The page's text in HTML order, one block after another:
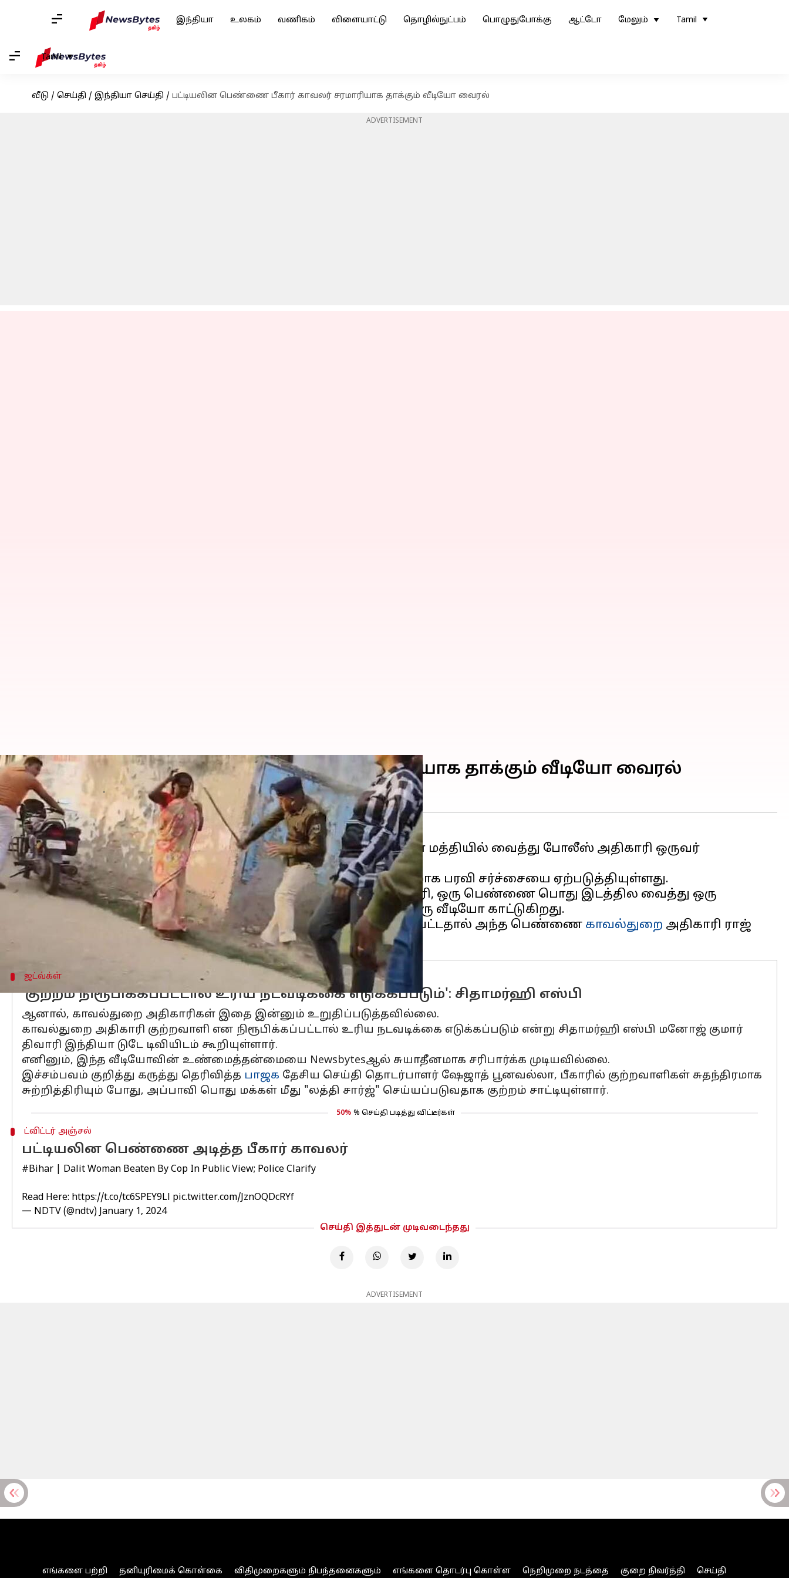
இந்தியா உலகம் வணிகம் விளையாட்டு தொழில்நுட்பம் பொழுதுபோக்கு ஆட்டோ மேலும் Tamil
Tamil
வீடு / செய்தி / இந்தியா செய்தி / பட்டியலின பெண்ணை பீகார் காவலர் சரமாரியாக தாக்கும் வீடியோ வைரல்
ADVERTISEMENT
பட்டியலின பெண்ணை பீகார் காவலர் சரமாரியாக தாக்கும் வீடியோ வைரல்
எழுதியவர் Sindhuja SM Jan 01, 2024 05:23 pm
செய்தி முன்னோட்டம்
பீகாரில்உள்ள சீதாமர்ஹியில் தலித் பெண் ஒருவரை பொது மக்கள் மத்தியில் வைத்து போலீஸ் அதிகாரி ஒருவர்
தாக்கியதாக கூறப்படுகிறது.
இந்த சம்பவம் தொடர்பான வீடியோ சமூக வலைதளங்களில் வைரலாக பரவி சர்ச்சையை ஏற்படுத்தியுள்ளது.
சீருடையில் இருக்கும் ராஜ் கிஷோர் சிங் என்ற காவல்துறை அதிகாரி, ஒரு பெண்ணை பொது இடத்தில வைத்து ஒரு
குச்சியால் அடிப்பதை சமூக ஊடகங்களில் வைரலாக பரவி வரும் ஒரு வீடியோ காட்டுகிறது.
அந்தப் பெண்ணும் மற்றொரு பெண்ணும் பொதுச் சண்டையில் ஈடுபட்டதால் அந்த பெண்ணை காவல்துறை அதிகாரி ராஜ்
ஜட்வ்க்ள்
'குற்றம் நிரூபிக்கப்பட்டால் உரிய நடவடிக்கை எடுக்கப்படும்': சிதாமர்ஹி எஸ்பி
ஆனால், காவல்துறை அதிகாரிகள் இதை இன்னும் உறுதிப்படுத்தவில்லை.
காவல்துறை அதிகாரி குற்றவாளி என நிரூபிக்கப்பட்டால் உரிய நடவடிக்கை எடுக்கப்படும் என்று சிதாமர்ஹி எஸ்பி மனோஜ் குமார்
திவாரி இந்தியா டுடே டிவியிடம் கூறியுள்ளார்.
எனினும், இந்த வீடியோவின் உண்மைத்தன்மையை Newsbytesஆல் சுயாதீனமாக சரிபார்க்க முடியவில்லை.
இச்சம்பவம் குறித்து கருத்து தெரிவித்த பாஜக தேசிய செய்தி தொடர்பாளர் ஷேஜாத் பூனவல்லா, பீகாரில் குற்றவாளிகள் சுதந்திரமாக
சுற்றித்திரியும் போது, அப்பாவி பொது மக்கள் மீது "லத்தி சார்ஜ்" செய்யப்படுவதாக குற்றம் சாட்டியுள்ளார்.
50% % செய்தி படித்து விட்டீர்கள்
ட்விட்டர் அஞ்சல்
பட்டியலின பெண்ணை அடித்த பீகார் காவலர்
#Bihar | Dalit Woman Beaten By Cop In Public View; Police Clarify
Read Here: https://t.co/tc6SPEY9Ll pic.twitter.com/JznOQDcRYf
— NDTV (@ndtv) January 1, 2024
செய்தி இத்துடன் முடிவடைந்தது
ADVERTISEMENT
எங்களை பற்றி தனியுரிமைக் கொள்கை விதிமுறைகளும் நிபந்தனைகளும் எங்களை தொடர்பு கொள்ள நெறிமுறை நடத்தை குறை நிவர்த்தி செய்தி